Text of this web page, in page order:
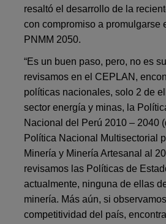
resaltó el desarrollo de la
con compromiso a promulgarse
PNMM 2050.
“Es un buen paso, pero, no es
revisamos en el CEPLAN,
políticas nacionales, solo 2 de
sector energía y minas, la
Nacional del Perú 2010 – 2040
Política Nacional Multisectorial
Minería y Minería Artesanal al
revisamos las Políticas de
actualmente, ninguna de ellas
minería. Más aún, si
competitividad del país,